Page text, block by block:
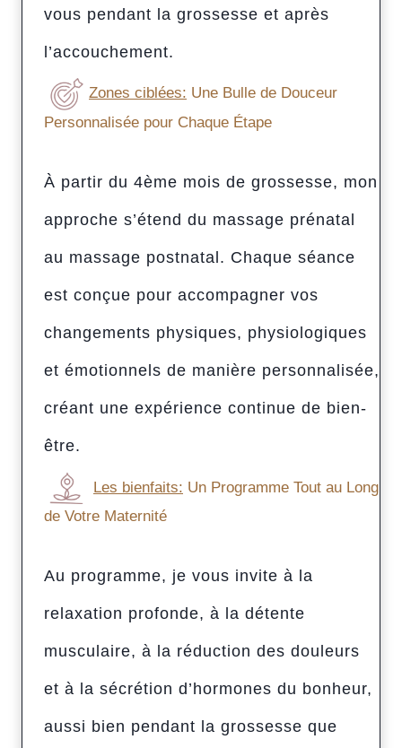
vous pendant la grossesse et après
l’accouchement.
Zones ciblées: Une Bulle de Douceur
Personnalisée pour Chaque Étape
À partir du 4ème mois de grossesse, mon
approche s’étend du massage prénatal
au massage postnatal. Chaque séance
est conçue pour accompagner vos
changements physiques, physiologiques
et émotionnels de manière personnalisée,
créant une expérience continue de bien-
être.
Les bienfaits: Un Programme Tout au Long
de Votre Maternité
Au programme, je vous invite à la
relaxation profonde, à la détente
musculaire, à la réduction des douleurs
et à la sécrétion d’hormones du bonheur,
aussi bien pendant la grossesse que